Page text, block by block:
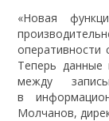
«Новая
оперативности
Теперь данные
между
в
Молчанов,